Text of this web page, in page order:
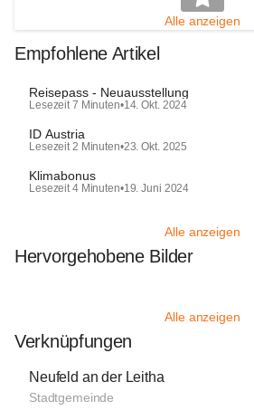
Alle anzeigen
Empfohlene Artikel
Reisepass - Neuausstellung
Lesezeit 7 Minuten•14. Okt. 2024
ID Austria
Lesezeit 2 Minuten•23. Okt. 2025
Klimabonus
Lesezeit 4 Minuten•19. Juni 2024
Alle anzeigen
Hervorgehobene Bilder
Alle anzeigen
Verknüpfungen
Neufeld an der Leitha
Stadtgemeinde